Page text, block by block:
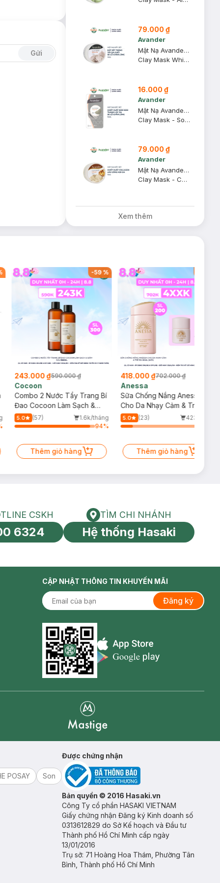
Gửi
79.000 ₫
Avander
Mặt Nạ Avander Đất Sét Trắng Se Khít Lỗ Chân Lông 110g
Clay Mask White Clay
16.000 ₫
Avander
Mặt Nạ Avander Đất Sét Bùn Non Se Khít Lỗ Chân Lông 15ml
Clay Mask - Soggy Mud
79.000 ₫
Avander
Mặt Nạ Avander Đất Sét Collagen Làm Căng Mịn Da 110g
Clay Mask - Collagen
Xem thêm
-59%
243.000 ₫590.000 ₫
Cocoon
Combo 2 Nước Tẩy Trang Bí
Đao Cocoon Làm Sạch &
Giảm Dầu 500ml
5.0 (57)
1.6k/tháng
94%
Thêm giỏ hàng
418.000 ₫702.000 ₫
Anessa
Sữa Chống Nắng Anessa
Cho Da Nhạy Cảm & Trẻ Em
60ml (Mới)
5.0 (23)
423/tháng
Thêm giỏ hàng
toàn cầu
HOTLINE CSKH
CSKH
6324
Tìm chi nhánh
TÌM CHI NHÁNH
Hệ thống Hasaki
CẬP NHẬT THÔNG TIN KHUYẾN MÃI
Đăng ký
Appstore icon
POSAY
Son
Được chứng nhận
Bản quyền © 2016 Hasaki.vn
Công Ty cổ phần HASAKI VIETNAM
Giấy chứng nhận Đăng ký Kinh doanh số
0313612829 do Sở Kế hoạch và Đầu tư
Thành phố Hồ Chí Minh cấp ngày
13/01/2016
Trụ sở: 71 Hoàng Hoa Thám, Phường Tân
Bình, Thành phố Hồ Chí Minh